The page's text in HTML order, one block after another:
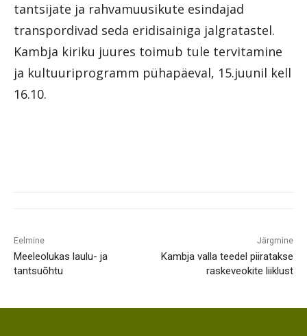
tantsijate ja rahvamuusikute esindajad
transpordivad seda eridisainiga jalgratastel.
Kambja kiriku juures toimub tule tervitamine
ja kultuuriprogramm pühapäeval, 15.juunil kell
16.10.
Eelmine
Meeleolukas laulu- ja
tantsuõhtu
Järgmine
Kambja valla teedel piiratakse
raskeveokite liiklust